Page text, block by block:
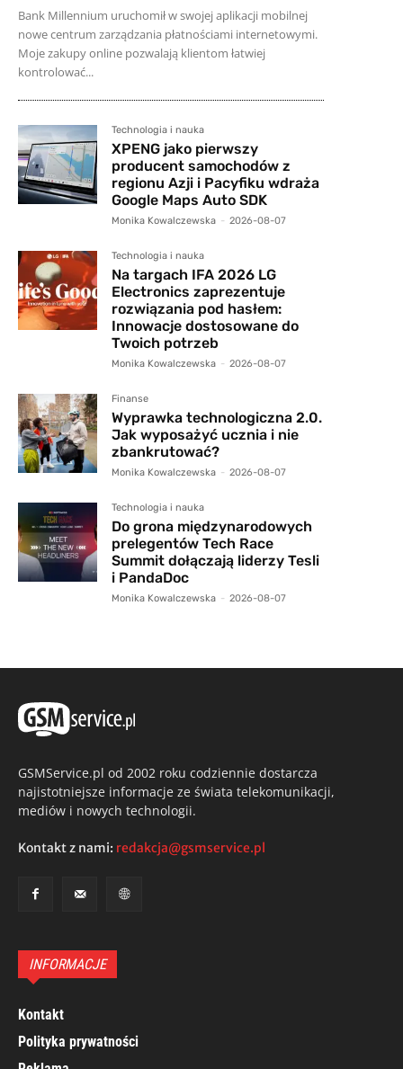
Bank Millennium uruchomił w swojej aplikacji mobilnej
nowe centrum zarządzania płatnościami internetowymi.
Moje zakupy online pozwalają klientom łatwiej
kontrolować...
Technologia i nauka
XPENG jako pierwszy
producent samochodów z
regionu Azji i Pacyfiku wdraża
Google Maps Auto SDK
Monika Kowalczewska - 2026-08-07
Technologia i nauka
Na targach IFA 2026 LG
Electronics zaprezentuje
rozwiązania pod hasłem:
Innowacje dostosowane do
Twoich potrzeb
Monika Kowalczewska - 2026-08-07
Finanse
Wyprawka technologiczna 2.0.
Jak wyposażyć ucznia i nie
zbankrutować?
Monika Kowalczewska - 2026-08-07
Technologia i nauka
Do grona międzynarodowych
prelegentów Tech Race
Summit dołączają liderzy Tesli
i PandaDoc
Monika Kowalczewska - 2026-08-07
GSMService.pl od 2002 roku codziennie dostarcza
najistotniejsze informacje ze świata telekomunikacji,
mediów i nowych technologii.
Kontakt z nami: redakcja@gsmservice.pl
INFORMACJE
Kontakt
Polityka prywatności